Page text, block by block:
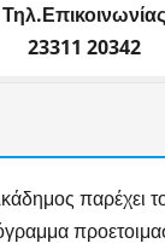
Τηλ.Επικοινωνίας
23311 20342
παρέχει